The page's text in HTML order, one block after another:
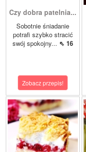
Czy dobra patelnia...
Sobotnie śniadanie
potrafi szybko stracić
swój spokojny... ⇖ 16
Zobacz przepis!